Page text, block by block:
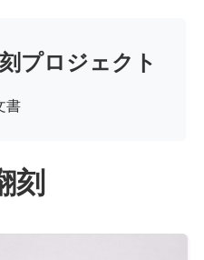
プロジェクト
書
刻